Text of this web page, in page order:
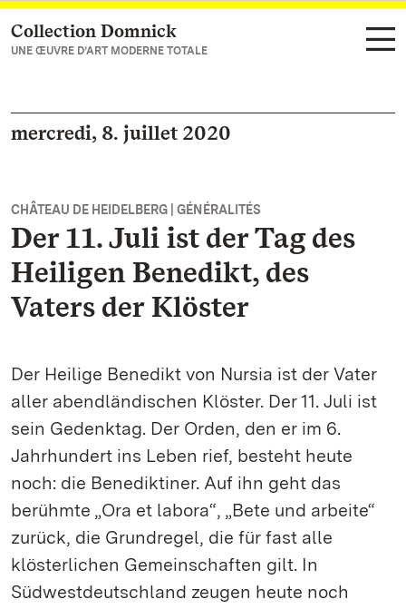
Vers la page d’accueil
Collection Domnick
UNE ŒUVRE D’ART MODERNE TOTALE
mercredi, 8. juillet 2020
CHÂTEAU DE HEIDELBERG | GÉNÉRALITÉS
Der 11. Juli ist der Tag des
Heiligen Benedikt, des
Vaters der Klöster
Der Heilige Benedikt von Nursia ist der Vater
aller abendländischen Klöster. Der 11. Juli ist
sein Gedenktag. Der Orden, den er im 6.
Jahrhundert ins Leben rief, besteht heute
noch: die Benediktiner. Auf ihn geht das
berühmte „Ora et labora“, „Bete und arbeite“
zurück, die Grundregel, die für fast alle
klösterlichen Gemeinschaften gilt. In
Südwestdeutschland zeugen heute noch